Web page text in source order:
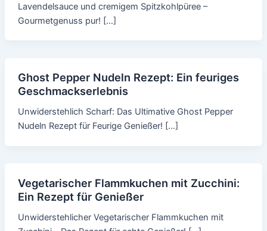
Lavendelsauce und cremigem Spitzkohlpüree –
Gourmetgenuss pur! […]
Ghost Pepper Nudeln Rezept: Ein feuriges
Geschmackserlebnis
Unwiderstehlich Scharf: Das Ultimative Ghost Pepper
Nudeln Rezept für Feurige Genießer! […]
Vegetarischer Flammkuchen mit Zucchini:
Ein Rezept für Genießer
Unwiderstehlicher Vegetarischer Flammkuchen mit